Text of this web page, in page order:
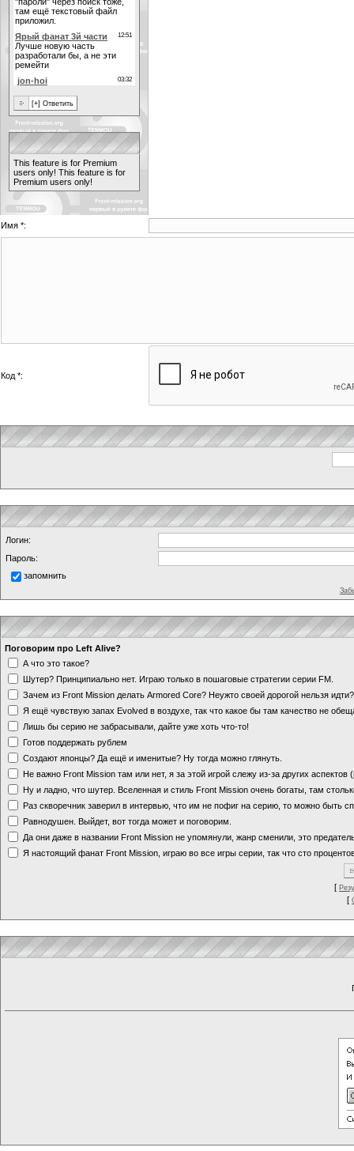
This feature is for Premium
users only! This feature is for
Premium users only!
Имя *:
Код *:
Логин:
Пароль:
запомнить
Поговорим про Left Alive?
А что это такое?
Шутер? Принципиально нет. Играю только в пошаговые стратегии серии FM.
Зачем из Front Mission делать Armored Core? Неужто своей дорогой нельзя
Я ещё чувствую запах Evolved в воздухе, так что какое бы там качество не
Лишь бы серию не забрасывали, дайте уже хоть что-то!
Готов поддержать рублем
Создают японцы? Да ещё и именитые? Ну тогда можно глянуть.
Не важно Front Mission там или нет, я за этой игрой слежу из-за других аспектов
Ну и ладно, что шутер. Вселенная и стиль Front Mission очень богаты, там
Раз скворечник заверил в интервью, что им не пофиг на серию, то можно быть
Равнодушен. Выйдет, вот тогда может и поговорим.
Да они даже в названии Front Mission не упомянули, жанр сменили, это
Я настоящий фанат Front Mission, играю во все игры серии, так что сто
[
[